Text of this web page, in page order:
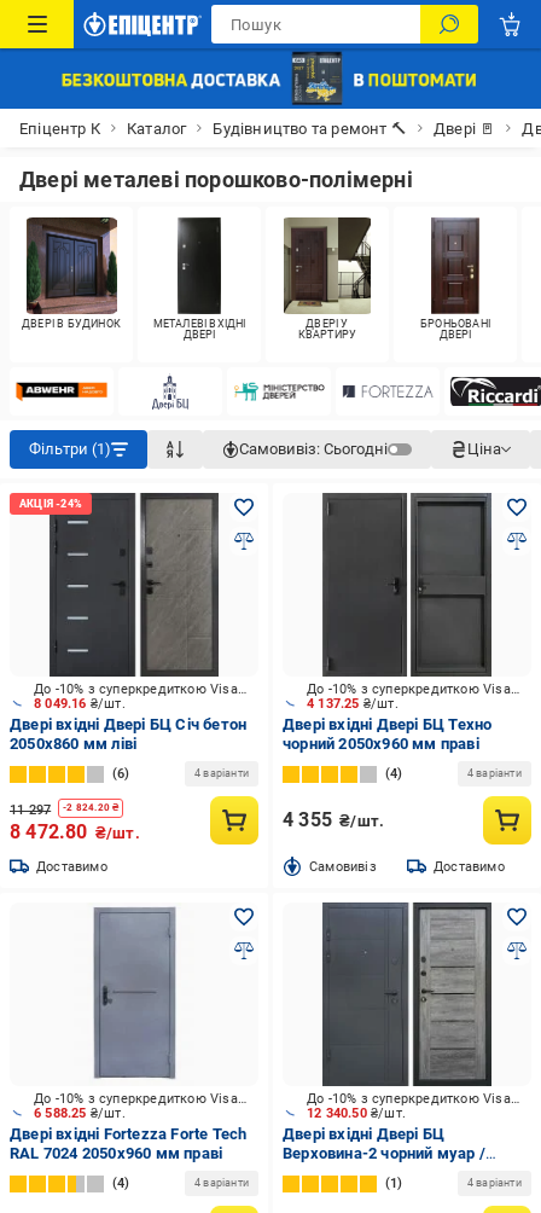
Епіцентр К Каталог Будівництво та ремонт 🔨 Двері 🚪
Двері металеві порошково-полімерні
ДВЕРІ В БУДИНОК
МЕТАЛЕВІ ВХІДНІ
ДВЕРІ
ДВЕРІ У
КВАРТИРУ
БРОНЬОВАНІ
ДВЕРІ
Фільтри (1) Самовивіз: Сьогодні Ціна
8 049.16 ₴/шт.
До -10% з суперкредиткою Visa Вигода
Двері вхідні Двері БЦ Січ бетон
2050х860 мм ліві
6 4 варіанти
11 297 -2 824.20 ₴
8 472.80 ₴/шт.
Доставимо
4 137.25 ₴/шт.
До -10% з суперкредиткою Visa Вигода
Двері вхідні Двері БЦ Техно
чорний 2050x960 мм праві
4 4 варіанти
4 355 ₴/шт.
Cамовивіз Доставимо
6 588.25 ₴/шт.
До -10% з суперкредиткою Visa Вигода
Двері вхідні Fortezza Forte Tech
RAL 7024 2050x960 мм праві
4 4 варіанти
12 340.50 ₴/шт.
До -10% з суперкредиткою Visa Вигода
Двері вхідні Двері БЦ
Верховина-2 чорний муар /
царга шалє 2050x960 мм праві
1 4 варіанти